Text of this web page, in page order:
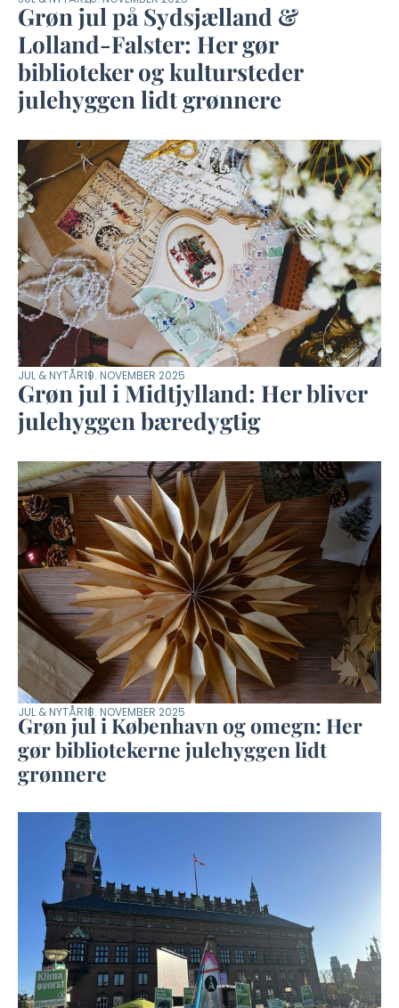
Grøn jul på Sydsjælland &
Lolland-Falster: Her gør
biblioteker og kultursteder
julehyggen lidt grønnere
JUL & NYTÅR19. NOVEMBER 2025
Grøn jul i Midtjylland: Her bliver
julehyggen bæredygtig
JUL & NYTÅR18. NOVEMBER 2025
Grøn jul i København og omegn: Her
gør bibliotekerne julehyggen lidt
grønnere